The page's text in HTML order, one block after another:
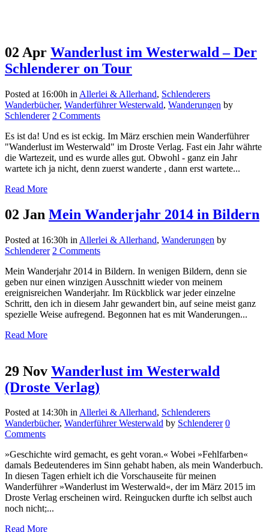
02 Apr Wanderlust im Westerwald – Der
Schlenderer on Tour
Posted at 16:00h in Allerlei & Allerhand, Schlenderers
Wanderbücher, Wanderführer Westerwald, Wanderungen by
Schlenderer 2 Comments
Es ist da! Und es ist eckig. Im März erschien mein Wanderführer
"Wanderlust im Westerwald" im Droste Verlag. Fast ein Jahr währte
die Wartezeit, und es wurde alles gut. Obwohl - ganz ein Jahr
wartete ich ja nicht, denn zuerst wanderte , dann erst wartete...
Read More
02 Jan Mein Wanderjahr 2014 in Bildern
Posted at 16:30h in Allerlei & Allerhand, Wanderungen by
Schlenderer 2 Comments
Mein Wanderjahr 2014 in Bildern. In wenigen Bildern, denn sie
geben nur einen winzigen Ausschnitt wieder von meinem
ereignisreichen Wanderjahr. Im Rückblick war jeder einzelne
Schritt, den ich in diesem Jahr gewandert bin, auf seine meist ganz
spezielle Weise aufregend. Begonnen hat es mit Wanderungen...
Read More
29 Nov Wanderlust im Westerwald
(Droste Verlag)
Posted at 14:30h inAllerlei & Allerhand, Schlenderers
Wanderbücher, Wanderführer Westerwald by Schlenderer 0
Comments
»Geschichte wird gemacht, es geht voran.« Wobei »Fehlfarben«
damals Bedeutenderes im Sinn gehabt haben, als mein Wanderbuch.
In diesen Tagen erhielt ich die Vorschauseite für meinen
Wanderführer »Wanderlust im Westerwald«, der im März 2015 im
Droste Verlag erscheinen wird. Reingucken durfte ich selbst auch
noch nicht;...
Read More